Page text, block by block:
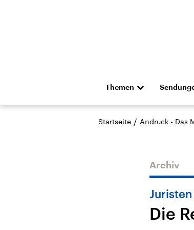
Themen
Die Nachrichten
Hörspiel und Feature
Landtagswahl
Startseite / Andruck - Das
Archiv
Die